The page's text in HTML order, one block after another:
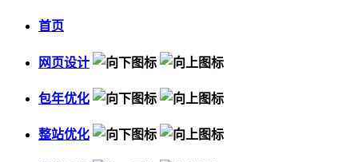
首页
网页设计
包年优化
整站优化